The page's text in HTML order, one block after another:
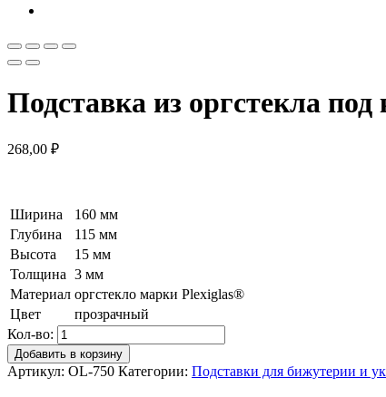
Подставка из оргстекла
268,00 ₽
Ширина
160 мм
Глубина
115 мм
Высота
15 мм
Толщина 3 мм
Материал оргстекло марки Plexiglas®
Цвет
прозрачный
Кол-во:
Добавить в корзину
Артикул: OL-750 Категории: Подставки для бижутерии и